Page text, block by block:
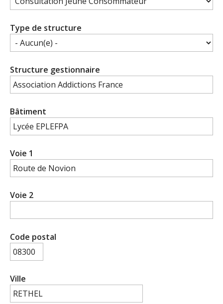
Type de structure
Structure gestionnaire
Bâtiment
Voie 1
Voie 2
Code postal
Ville